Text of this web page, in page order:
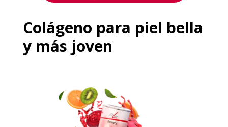
Colágeno para piel bella
y más joven